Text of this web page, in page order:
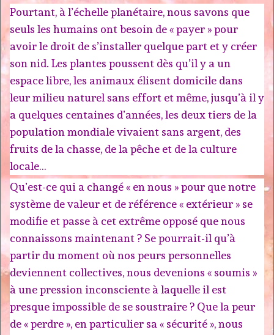
Pourtant, à l’échelle planétaire, nous savons que
seuls les humains ont besoin de « payer » pour
avoir le droit de s’installer quelque part et y créer
son nid. Les plantes poussent dès qu’il y a un
espace libre, les animaux élisent domicile dans
leur milieu naturel sans effort et même, jusqu’à il y
a quelques centaines d’années, les deux tiers de la
population mondiale vivaient sans argent, des
fruits de la chasse, de la pêche et de la culture
locale…
Qu’est-ce qui a changé « en nous » pour que notre
système de valeur et de référence « extérieur » se
modifie et passe à cet extrême opposé que nous
connaissons maintenant ? Se pourrait-il qu’à
partir du moment où nos peurs personnelles
deviennent collectives, nous devenions « soumis »
à une pression inconsciente à laquelle il est
presque impossible de se soustraire ? Que la peur
de « perdre », en particulier sa « sécurité », nous